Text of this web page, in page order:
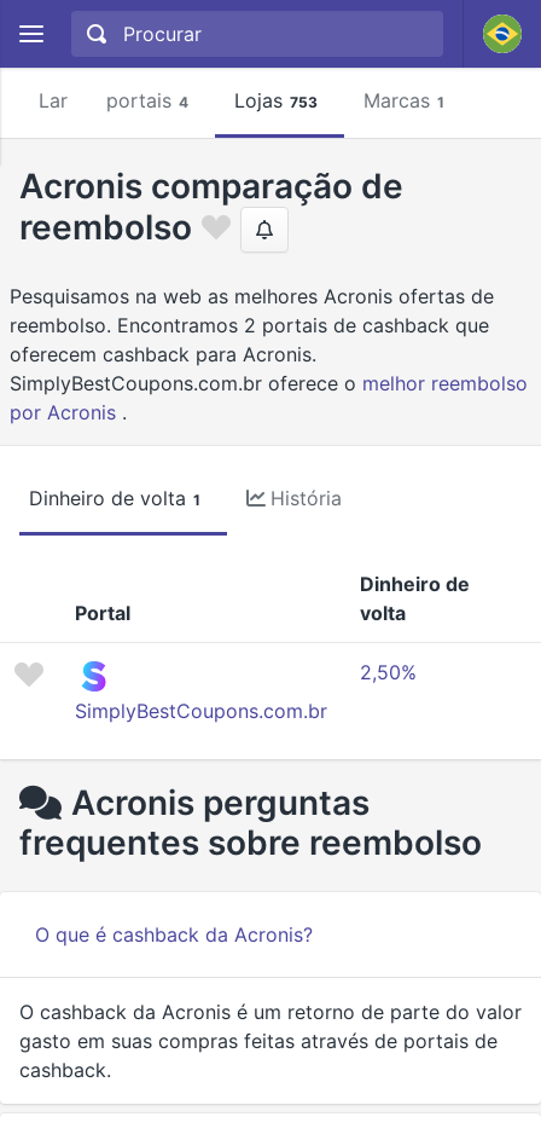
Lar portais 4 Lojas 753 Marcas 1
Acronis comparação de
reembolso
Pesquisamos na web as melhores Acronis ofertas de
reembolso. Encontramos 2 portais de cashback que
oferecem cashback para Acronis.
SimplyBestCoupons.com.br oferece o melhor reembolso
por Acronis .
Dinheiro de volta 1 História
Portal
Dinheiro de
volta
SimplyBestCoupons.com.br
2,50%
Acronis perguntas
frequentes sobre reembolso
O que é cashback da Acronis?
O cashback da Acronis é um retorno de parte do valor
gasto em suas compras feitas através de portais de
cashback.